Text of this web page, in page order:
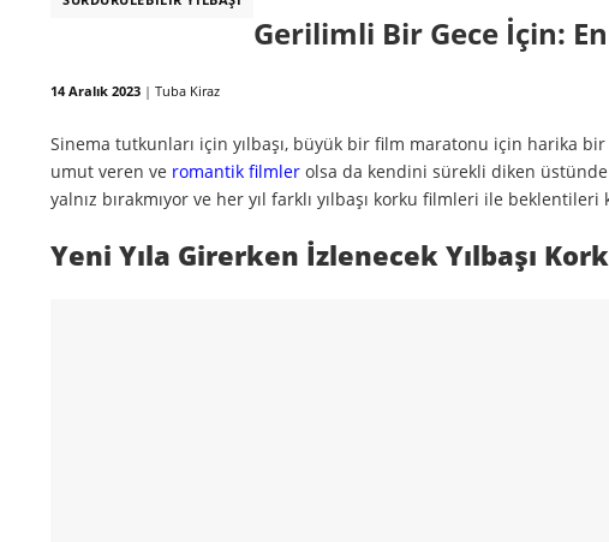
Gerilimli Bir Gece İçin:
14 Aralık 2023 | Tuba Kiraz
Sinema tutkunları için yılbaşı, büyük bir film maratonu için harika
umut veren ve romantik filmler olsa da kendini sürekli diken
yalnız bırakmıyor ve her yıl farklı yılbaşı korku filmleri ile beklentileri
Yeni Yıla Girerken İzlenecek Yılbaşı